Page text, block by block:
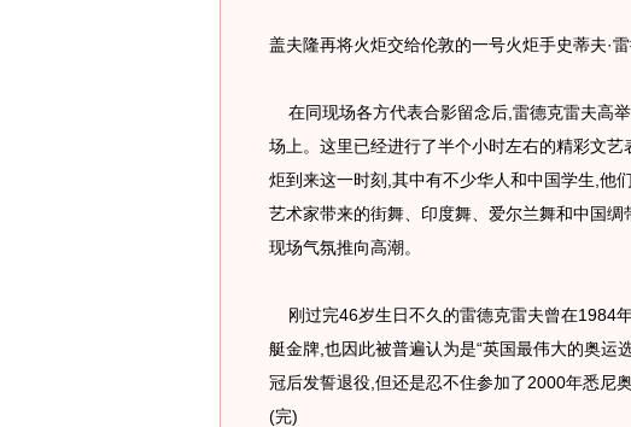
盖夫隆再将火炬交给伦敦的一号火炬手史蒂夫·
在同现场各方代表合影留念后,雷德克雷夫高
场上。这里已经进行了半个小时左右的精彩文
炬到来这一时刻,其中有不少华人和中国学生,他
艺术家带来的街舞、印度舞、爱尔兰舞和中国
现场气氛推向高潮。
刚过完46岁生日不久的雷德克雷夫曾在1984
艇金牌,也因此被普遍认为是“英国最伟大的奥运
冠后发誓退役,但还是忍不住参加了2000年悉尼
(完)